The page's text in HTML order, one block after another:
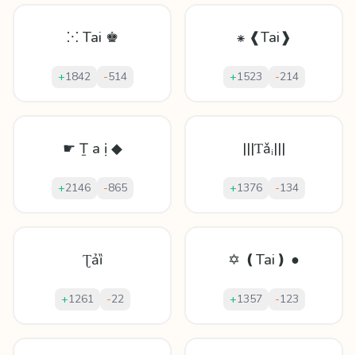
⁙ Tai ♚
+1842 -514
⁕ ❰Tai❱
+1523 -214
☛ Ṯ а ị ◆
+2146 -865
|||Ƭǎᵢ|||
+1376 -134
Ʈảȉ
+1261 -22
✡ ❪Tai❫ ●
+1357 -123